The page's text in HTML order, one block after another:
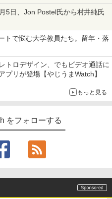
5日、Jon Postel氏から村井純氏
トで悩む大学教員たち。留年・落
トロデザイン、でもビデオ通話に
プリが登場【やじうまWatch】
もっと見る
をフォローする